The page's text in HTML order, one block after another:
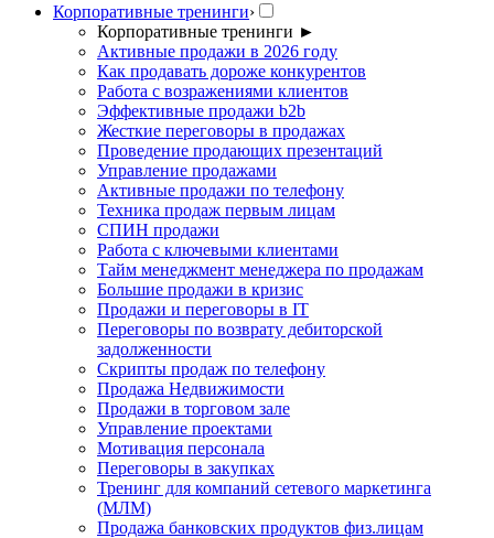
Корпоративные тренинги›
Корпоративные тренинги ►
Активные продажи в 2026 году
Как продавать дороже конкурентов
Работа с возражениями клиентов
Эффективные продажи b2b
Жесткие переговоры в продажах
Проведение продающих презентаций
Управление продажами
Активные продажи по телефону
Техника продаж первым лицам
СПИН продажи
Работа с ключевыми клиентами
Тайм менеджмент менеджера по продажам
Большие продажи в кризис
Продажи и переговоры в IT
Переговоры по возврату дебиторской
задолженности
Скрипты продаж по телефону
Продажа Недвижимости
Продажи в торговом зале
Управление проектами
Мотивация персонала
Переговоры в закупках
Тренинг для компаний сетевого маркетинга
(МЛМ)
Продажа банковских продуктов физ.лицам